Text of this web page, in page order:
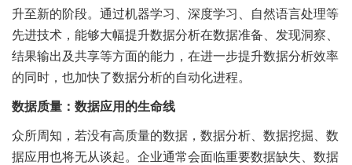
升至新的阶段。通过机器学习、深度学习、自然语言处理等
先进技术，能够大幅提升数据分析在数据准备、发现洞察、
结果输出及共享等方面的能力，在进一步提升数据分析效率
的同时，也加快了数据分析的自动化进程。
数据质量：数据应用的生命线
众所周知，若没有高质量的数据，数据分析、数据挖掘、数
据应用也将无从谈起。企业通常会面临重要数据缺失、数据